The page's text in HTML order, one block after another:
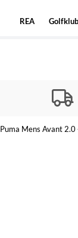
REA
Puma Mens Avant